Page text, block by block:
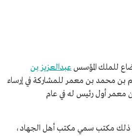
للملك المؤسسعبدالعزيز بن
بن محمد بن معمر للمشاركة في إرساء
معمر أول رئيس له في عام
ذلك مكتب سمي مكتب أهل الجهاد،